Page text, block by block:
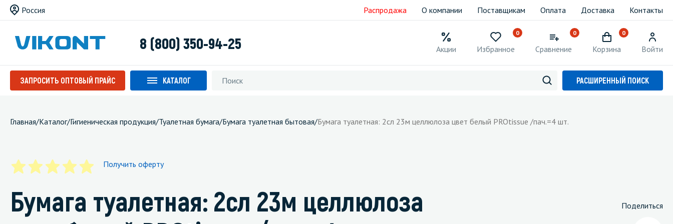
Россия Распродажа О компании Поставщикам Оплата Доставка Контакты
8 (800) 350-94-25 Акции
0
Избранное
0
Сравнение
0
Корзина Войти
ЗАПРОСИТЬ ОПТОВЫЙ ПРАЙС КАТАЛОГ РАСШИРЕННЫЙ ПОИСК
Главная/Каталог/Гигиеническая продукция/Туалетная бумага/Бумага туалетная бытовая/Бумага туалетная: 2сл 23м целлюлоза цвет белый PROtissue /пач.=4 шт.
Получить оферту
Поделиться
Бумага туалетная: 2сл 23м целлюлоза